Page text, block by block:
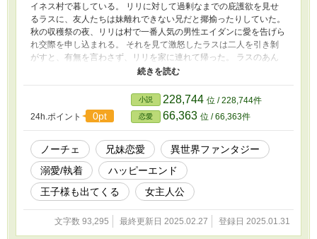
イネス村で暮している。 リリに対して過剰なまでの庇護欲を見せ
るラスに、友人たちは妹離れできない兄だと揶揄ったりしていた。
秋の収穫祭の夜、リリは村で一番人気の男性エイダンに愛を告げら
れ交際を申し込まれる。 それを見て激怒したラスは二人を引き剝
がすと、有無を言わさず、リリを家に連れて帰った。 ラスのあん
まりなふるまいに怒りをぶつけるが、強引に唇を奪われ、そのまま
スに、必死で抵抗するリリ。 兄妹で交わるなど正気の沙汰ではな
い。 しかし、優しく触れられ、舐められ、体中を愛撫されると、
心とは裏腹に肉体は絆されてゆく。 ラスが与えてくれる愛と快楽
に翻弄されながら、激しく求められることにリリは心から喜びを感
じた。 兄に純潔を捧げた翌朝、田舎の山村に王都から王宮騎士団
がやってきた。 兄妹は、追われるように家を捨て、村を離れる。
そしてそれはリリの封印された記憶を紐解く旅の始まりだった。
24h.ポイント 0pt
小説 228,744 位 / 228,744件
恋愛 66,363 位 / 66,363件
ノーチェ 兄妹恋愛
異世界ファンタジー
溺愛/執着
ハッピーエンド
王子様も出てくる
女主人公
文字数 93,295 最終更新日 2025.02.27 登録日 2025.01.31